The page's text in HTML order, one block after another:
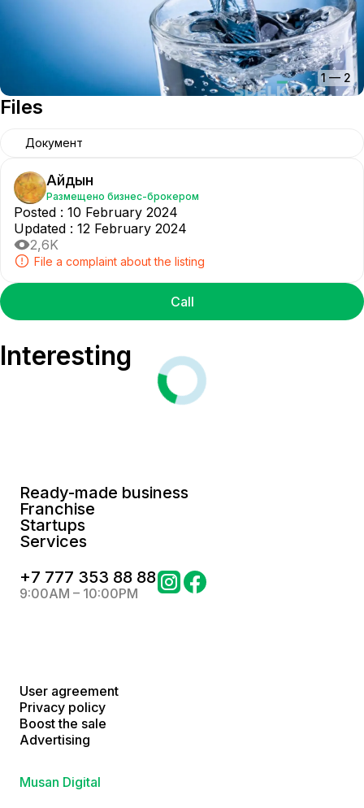
1 — 2
Files
Документ
Айдын
Размещено бизнес-брокером
Posted : 10 February 2024
Updated : 12 February 2024
2,6K
File a complaint about the listing
Call
Interesting
Ready-made business
Franchise
Startups
Services
+7 777 353 88 88
9:00AM – 10:00PM
User agreement
Privacy policy
Boost the sale
Advertising
Musan Digital